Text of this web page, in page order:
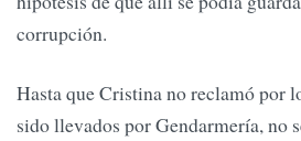
corrupción.
Hasta que Cristina no reclamó por
sido llevados por Gendarmería, no